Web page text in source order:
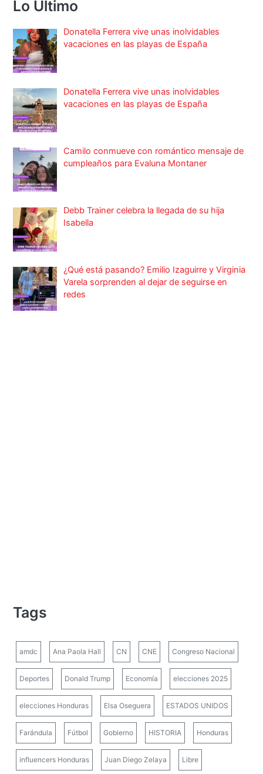
Lo Ultimo
Donatella Ferrera vive unas inolvidables
vacaciones en las playas de España
Donatella Ferrera vive unas inolvidables
vacaciones en las playas de España
Camilo conmueve con romántico mensaje de
cumpleaños para Evaluna Montaner
Debb Trainer celebra la llegada de su hija
Isabella
¿Qué está pasando? Emilio Izaguirre y Virginia
Varela sorprenden al dejar de seguirse en
redes
Tags
amdc Ana Paola Hall CN CNE Congreso Nacional
Deportes Donald Trump Economía elecciones 2025
elecciones Honduras Elsa Oseguera ESTADOS UNIDOS
Farándula Fútbol Gobierno HISTORIA Honduras
influencers Honduras Juan Diego Zelaya Libre